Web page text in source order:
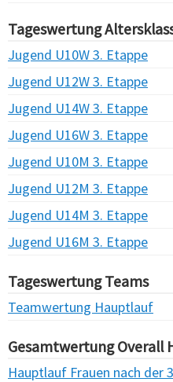
Tageswertung
Jugend U10W 3. Etappe
Jugend U12W 3. Etappe
Jugend U14W 3. Etappe
Jugend U16W 3. Etappe
Jugend U10M 3. Etappe
Jugend U12M 3. Etappe
Jugend U14M 3. Etappe
Jugend U16M 3. Etappe
Tageswertung Teams
Teamwertung Hauptlauf
Gesamtwertung Overall
Hauptlauf Frauen nach der